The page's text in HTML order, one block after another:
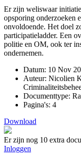
Er zijn weliswaar
opsporing onderzoeken
onvoldoende. Het doel
participatieladder. Een
politie en OM, ook ter
ondernemen.
Datum: 10 Nov
Auteur: Nicolien
Documenttype:
Pagina's: 4
Download
Er zijn nog 10 extra
Inloggen